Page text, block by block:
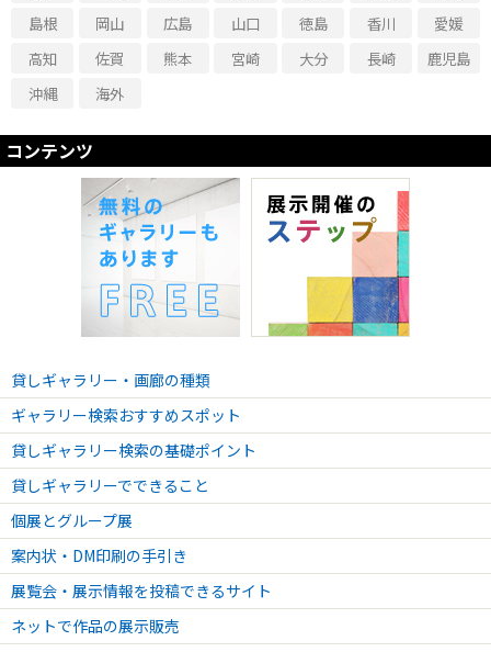
島根
岡山 広島 山口 徳島 香川
愛媛
高知
佐賀 熊本 宮崎 大分 長崎
鹿児島
沖縄
海外
コンテンツ
貸しギャラリー・画廊の種類
ギャラリー検索おすすめスポット
貸しギャラリー検索の基礎ポイント
貸しギャラリーでできること
個展とグループ展
案内状・DM印刷の手引き
展覧会・展示情報を投稿できるサイト
ネットで作品の展示販売